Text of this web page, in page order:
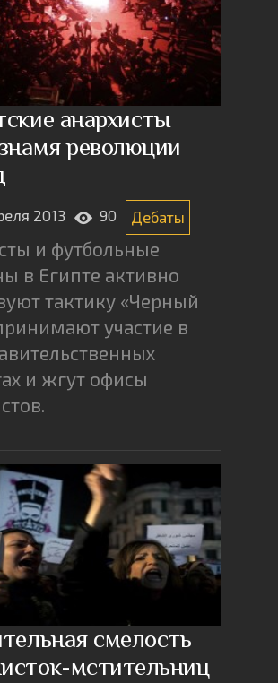
анархисты
революции
2013 90 Дебаты
и футбольные
в Египте активно
тактику «Черный
участие в
и жгут офисы
смелость
мстительниц